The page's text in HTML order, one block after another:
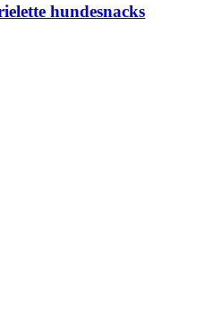
hundesnacks